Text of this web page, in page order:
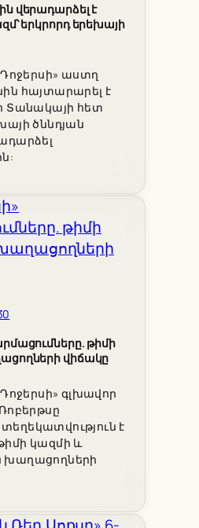
վերադարձել է
երկրորդ երեխայի
Դոջերսի» աստղ
հայտարարել է
Տանակայի հետ
ծննդյան
թիմի
վիճակը
Դոջերսի» գլխավոր
է
կազմի և
խաղացողների